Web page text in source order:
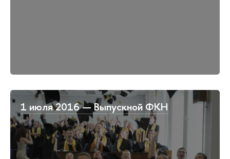
1 июля 2016 — Выпускной ФКН